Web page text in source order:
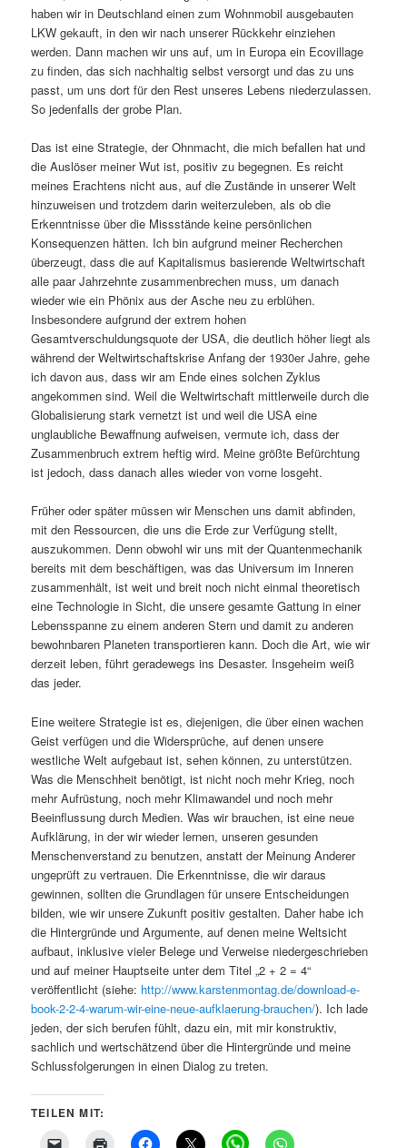
haben wir in Deutschland einen zum Wohnmobil ausgebauten
LKW gekauft, in den wir nach unserer Rückkehr einziehen
werden. Dann machen wir uns auf, um in Europa ein Ecovillage
zu finden, das sich nachhaltig selbst versorgt und das zu uns
passt, um uns dort für den Rest unseres Lebens niederzulassen.
So jedenfalls der grobe Plan.
Das ist eine Strategie, der Ohnmacht, die mich befallen hat und
die Auslöser meiner Wut ist, positiv zu begegnen. Es reicht
meines Erachtens nicht aus, auf die Zustände in unserer Welt
hinzuweisen und trotzdem darin weiterzuleben, als ob die
Erkenntnisse über die Missstände keine persönlichen
Konsequenzen hätten. Ich bin aufgrund meiner Recherchen
überzeugt, dass die auf Kapitalismus basierende Weltwirtschaft
alle paar Jahrzehnte zusammenbrechen muss, um danach
wieder wie ein Phönix aus der Asche neu zu erblühen.
Insbesondere aufgrund der extrem hohen
Gesamtverschuldungsquote der USA, die deutlich höher liegt als
während der Weltwirtschaftskrise Anfang der 1930er Jahre, gehe
ich davon aus, dass wir am Ende eines solchen Zyklus
angekommen sind. Weil die Weltwirtschaft mittlerweile durch die
Globalisierung stark vernetzt ist und weil die USA eine
unglaubliche Bewaffnung aufweisen, vermute ich, dass der
Zusammenbruch extrem heftig wird. Meine größte Befürchtung
ist jedoch, dass danach alles wieder von vorne losgeht.
Früher oder später müssen wir Menschen uns damit abfinden,
mit den Ressourcen, die uns die Erde zur Verfügung stellt,
auszukommen. Denn obwohl wir uns mit der Quantenmechanik
bereits mit dem beschäftigen, was das Universum im Inneren
zusammenhält, ist weit und breit noch nicht einmal theoretisch
eine Technologie in Sicht, die unsere gesamte Gattung in einer
Lebensspanne zu einem anderen Stern und damit zu anderen
bewohnbaren Planeten transportieren kann. Doch die Art, wie wir
derzeit leben, führt geradewegs ins Desaster. Insgeheim weiß
das jeder.
Eine weitere Strategie ist es, diejenigen, die über einen wachen
Geist verfügen und die Widersprüche, auf denen unsere
westliche Welt aufgebaut ist, sehen können, zu unterstützen.
Was die Menschheit benötigt, ist nicht noch mehr Krieg, noch
mehr Aufrüstung, noch mehr Klimawandel und noch mehr
Beeinflussung durch Medien. Was wir brauchen, ist eine neue
Aufklärung, in der wir wieder lernen, unseren gesunden
Menschenverstand zu benutzen, anstatt der Meinung Anderer
ungeprüft zu vertrauen. Die Erkenntnisse, die wir daraus
gewinnen, sollten die Grundlagen für unsere Entscheidungen
bilden, wie wir unsere Zukunft positiv gestalten. Daher habe ich
die Hintergründe und Argumente, auf denen meine Weltsicht
aufbaut, inklusive vieler Belege und Verweise niedergeschrieben
und auf meiner Hauptseite unter dem Titel „2 + 2 = 4“
veröffentlicht (siehe: http://www.karstenmontag.de/download-e-
book-2-2-4-warum-wir-eine-neue-aufklaerung-brauchen/). Ich lade
jeden, der sich berufen fühlt, dazu ein, mit mir konstruktiv,
sachlich und wertschätzend über die Hintergründe und meine
Schlussfolgerungen in einen Dialog zu treten.
TEILEN MIT: